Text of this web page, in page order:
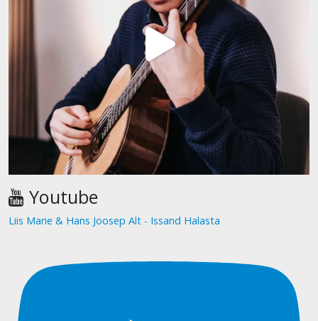
Youtube
Liis Marie & Hans Joosep Alt - Issand Halasta